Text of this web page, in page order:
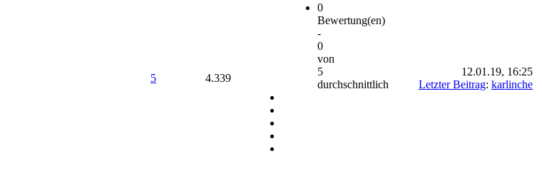
5 4.339
0
Bewertung(en)
-
0
von
5
durchschnittlich
12.01.19, 16:25
Letzter Beitrag: karlinche